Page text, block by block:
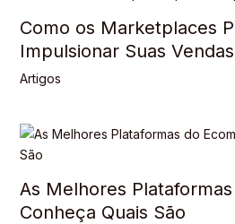
Como os Marketplaces
Impulsionar Suas Vendas
Artigos
As Melhores
Conheça Quais São